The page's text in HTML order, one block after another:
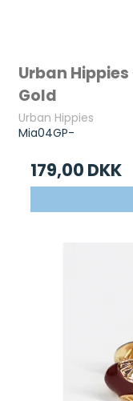
Urban
Gold
Urban Hippies
Mia04GP-
179,00 DKK